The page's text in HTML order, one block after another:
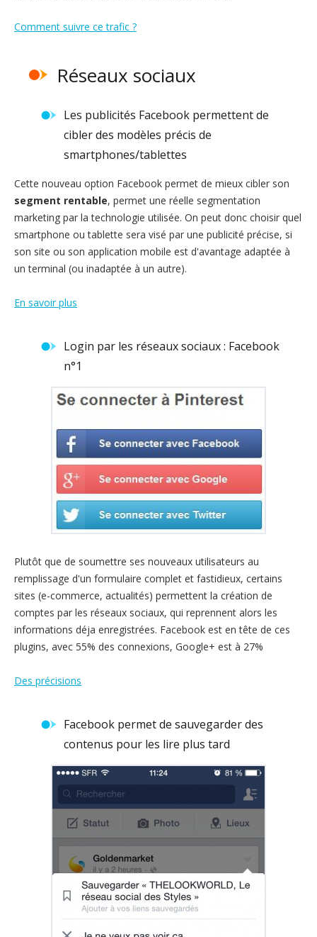
Comment suivre ce trafic ?
Réseaux sociaux
Les publicités Facebook permettent de
cibler des modèles précis de
smartphones/tablettes
Cette nouveau option Facebook permet de mieux cibler son
segment rentable, permet une réelle segmentation
marketing par la technologie utilisée. On peut donc choisir quel
smartphone ou tablette sera visé par une publicité précise, si
son site ou son application mobile est d'avantage adaptée à
un terminal (ou inadaptée à un autre).
En savoir plus
Login par les réseaux sociaux : Facebook
n°1
Plutôt que de soumettre ses nouveaux utilisateurs au
remplissage d'un formulaire complet et fastidieux, certains
sites (e-commerce, actualités) permettent la création de
comptes par les réseaux sociaux, qui reprennent alors les
informations déja enregistrées. Facebook est en tête de ces
plugins, avec 55% des connexions, Google+ est à 27%
Des précisions
Facebook permet de sauvegarder des
contenus pour les lire plus tard